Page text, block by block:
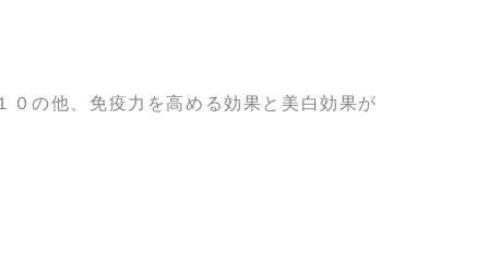
の他、免疫力を高める効果と美白効果が